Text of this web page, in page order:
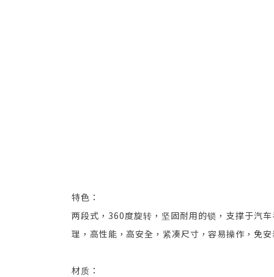
特色：
两段式，360度旋转，坚固耐用的锁，支撑于汽
理，高性能，高安全，紧凑尺寸，容易操作，免
材质：